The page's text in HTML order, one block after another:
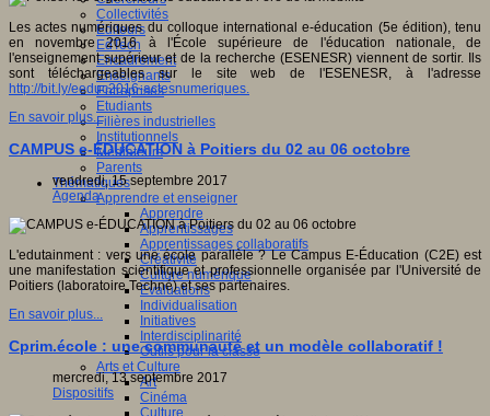
Collectivités
Editeurs
EdTech
Encadrement
Enseignants
Entreprises
Etudiants
Filières industrielles
Institutionnels
Médiateurs
Parents
Thématiques
Apprendre et enseigner
Apprendre
Apprentissages
Apprentissages collaboratifs
Créativité
Culture numérique
Evaluations
Individualisation
Initiatives
Interdisciplinarité
Outils pour la classe
Arts et Culture
Art
Cinéma
Culture
Les actes numériques du colloque international e-éducation (5e édition), tenu
en novembre 2016 à l'École supérieure de l'éducation nationale, de
l'enseignement supérieur et de la recherche (ESENESR) viennent de sortir. Ils
sont téléchargeables sur le site web de l'ESENESR, à l'adresse
http://bit.ly/eeduc2016-actesnumeriques.
En savoir plus...
CAMPUS e-ÉDUCATION à Poitiers du 02 au 06 octobre
vendredi, 15 septembre 2017
Agenda
L'edutainment : vers une école parallèle ? Le Campus E-Éducation (C2E) est
une manifestation scientifique et professionnelle organisée par l'Université de
Poitiers (laboratoire Techné) et ses partenaires.
En savoir plus...
Cprim.école : une communauté et un modèle collaboratif !
mercredi, 13 septembre 2017
Dispositifs